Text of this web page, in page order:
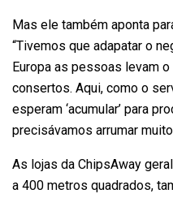
Mas ele também aponta
“Tivemos que adapatar o
Europa as pessoas levam
consertos. Aqui, como o
esperam ‘acumular’ para
precisávamos arrumar
As lojas da ChipsAway
a 400 metros quadrados,